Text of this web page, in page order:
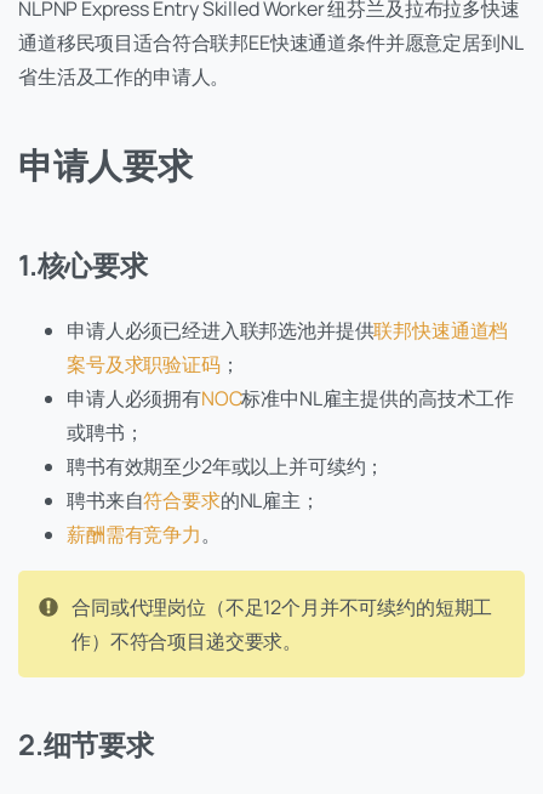
NLPNP Express Entry Skilled Worker 纽芬兰及拉布拉多快速
通道移民项目适合符合联邦EE快速通道条件并愿意定居到NL
省生活及工作的申请人。
申请人要求
1.核心要求
申请人必须已经进入联邦选池并提供联邦快速通道档
案号及求职验证码；
申请人必须拥有NOC标准中NL雇主提供的高技术工作
或聘书；
聘书有效期至少2年或以上并可续约；
聘书来自符合要求的NL雇主；
薪酬需有竞争力。
合同或代理岗位（不足12个月并不可续约的短期工
作）不符合项目递交要求。
2.细节要求